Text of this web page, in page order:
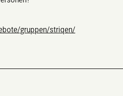
gruppen/striqen/